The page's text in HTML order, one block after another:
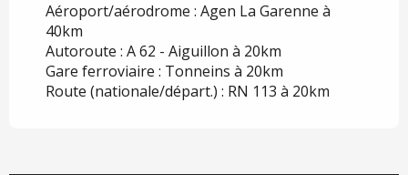
Aéroport/aérodrome : Agen La Garenne à
40km
Autoroute : A 62 - Aiguillon à 20km
Gare ferroviaire : Tonneins à 20km
Route (nationale/départ.) : RN 113 à 20km